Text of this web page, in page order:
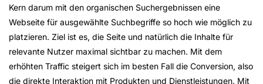
Kern darum mit den organischen Suchergebnissen eine
Webseite für ausgewählte Suchbegriffe so hoch wie möglich zu
platzieren. Ziel ist es, die Seite und natürlich die Inhalte für
relevante Nutzer maximal sichtbar zu machen. Mit dem
erhöhten Traffic steigert sich im besten Fall die Conversion, also
die direkte Interaktion mit Produkten und Dienstleistungen. Mit